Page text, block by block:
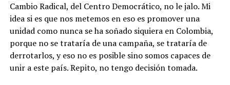
Cambio Radical, del Centro Democrático, no le jalo. Mi
idea si es que nos metemos en eso es promover una
unidad como nunca se ha soñado siquiera en Colombia,
porque no se trataría de una campaña, se trataría de
derrotarlos, y eso no es posible sino somos capaces de
unir a este país. Repito, no tengo decisión tomada.